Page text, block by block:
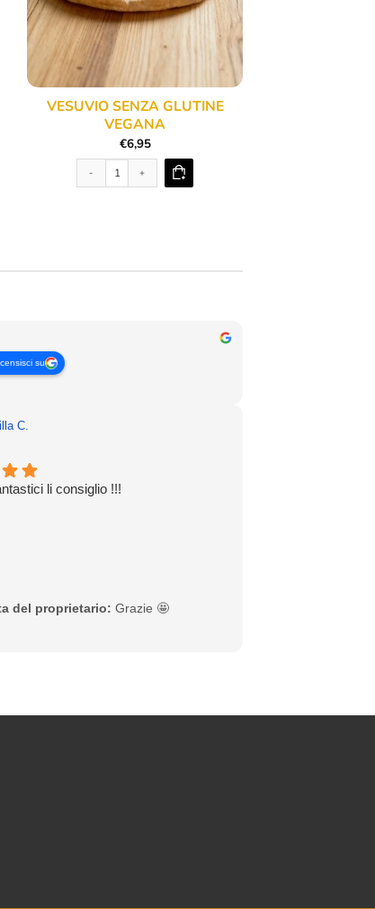
VESUVIO SENZA GLUTINE
VEGANA
€6,95
Vesuvio Senza Glutine Vegana quantità
su
C.
li consiglio !!!
del proprietario: Grazie 🤩